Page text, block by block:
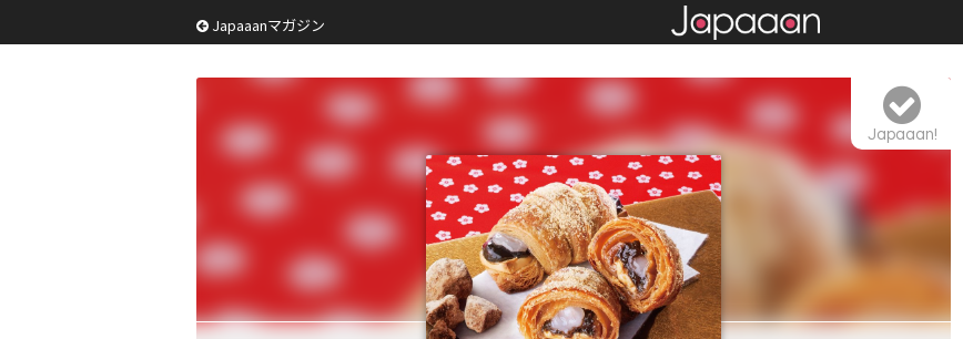
Japaaanマガジン
Japaaan!